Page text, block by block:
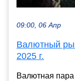
09:00, 06 Апр
Валютный
2025 г.
Валютная